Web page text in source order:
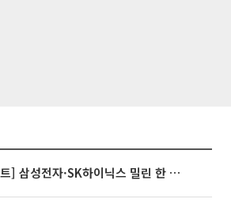
[베스트&워스트] 삼성전자·SK하이닉스 밀린 한 주…상상인증권은 85% 급등